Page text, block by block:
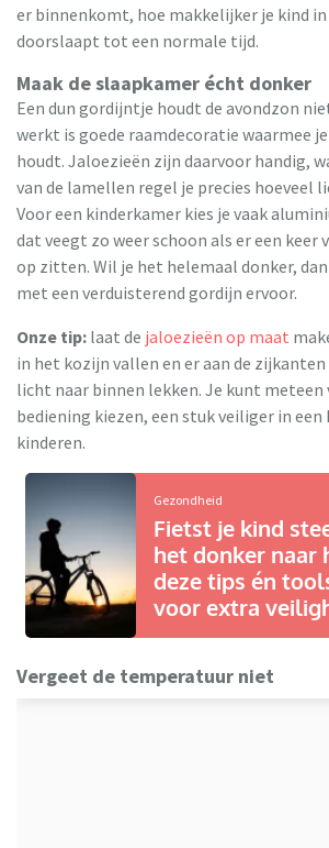
er binnenkomt, hoe makkelijker je kind
doorslaapt tot een normale tijd.
Maak de slaapkamer écht donker
Een dun gordijntje houdt de avondzon
werkt is goede raamdecoratie waarmee
houdt. Jaloezieën zijn daarvoor handig,
van de lamellen regel je precies hoeveel
Voor een kinderkamer kies je vaak
dat veegt zo weer schoon als er een keer
op zitten. Wil je het helemaal donker,
met een verduisterend gordijn ervoor.
Onze tip: laat de jaloezieën op maat
in het kozijn vallen en er aan de
licht naar binnen lekken. Je kunt meteen
bediening kiezen, een stuk veiliger in
kinderen.
Gezondheid
Fietst je kind
het donker naar
deze tips én
voor extra
Vergeet de temperatuur niet